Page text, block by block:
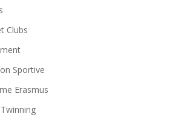
Clubs
Sportive
Erasmus